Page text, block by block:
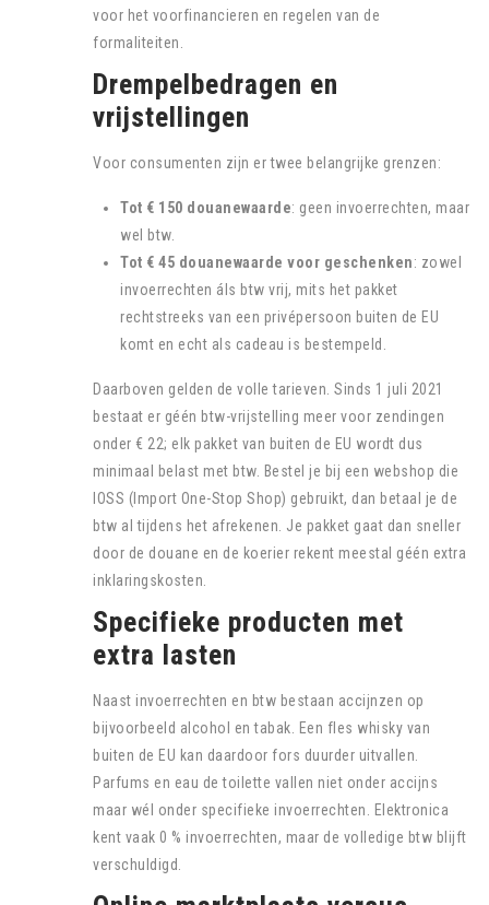
voor het voorfinancieren en regelen van de
formaliteiten.
Drempelbedragen en
vrijstellingen
Voor consumenten zijn er twee belangrijke grenzen:
Tot € 150 douanewaarde: geen invoerrechten, maar
wel btw.
Tot € 45 douanewaarde voor geschenken: zowel
invoerrechten áls btw vrij, mits het pakket
rechtstreeks van een privépersoon buiten de EU
komt en echt als cadeau is bestempeld.
Daarboven gelden de volle tarieven. Sinds 1 juli 2021
bestaat er géén btw-vrijstelling meer voor zendingen
onder € 22; elk pakket van buiten de EU wordt dus
minimaal belast met btw. Bestel je bij een webshop die
IOSS (Import One-Stop Shop) gebruikt, dan betaal je de
btw al tijdens het afrekenen. Je pakket gaat dan sneller
door de douane en de koerier rekent meestal géén extra
inklaringskosten.
Specifieke producten met
extra lasten
Naast invoerrechten en btw bestaan accijnzen op
bijvoorbeeld alcohol en tabak. Een fles whisky van
buiten de EU kan daardoor fors duurder uitvallen.
Parfums en eau de toilette vallen niet onder accijns
maar wél onder specifieke invoerrechten. Elektronica
kent vaak 0 % invoerrechten, maar de volledige btw blijft
verschuldigd.